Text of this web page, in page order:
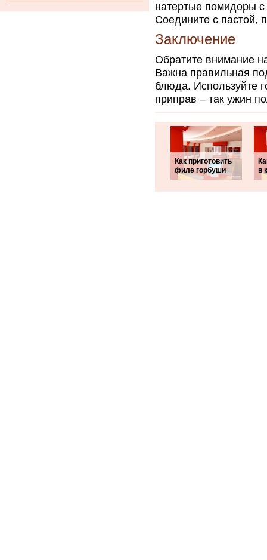
натертые помидоры с
Соедините с пастой,
Заключение
Обратите внимание
Важна правильная
блюда. Используйте
приправ – так ужин
Как приготовить
филе горбуши
в